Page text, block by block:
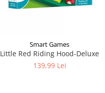
Smart Games
Little Red Riding Hood-Deluxe
139,99 Lei